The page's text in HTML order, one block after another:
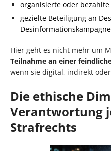
organisierte oder bezahlte
gezielte Beteiligung an
Hier geht es nicht mehr um
Teilnahme an einer
wenn sie digital, indirekt
Die ethische
Verantwortung
Strafrechts